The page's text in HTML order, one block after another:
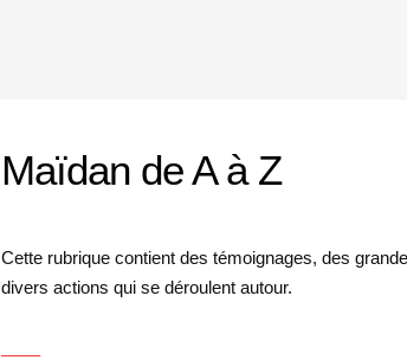
Maïdan de A à Z
Cette rubrique contient des témoignages, des
divers actions qui se déroulent autour.